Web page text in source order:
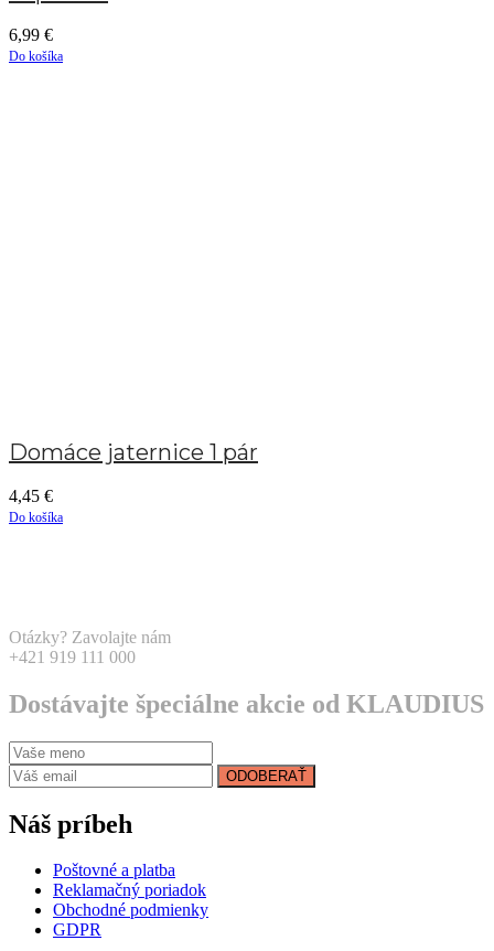
6,99 €
Do košíka
Domáce jaternice 1 pár
4,45 €
Do košíka
Otázky? Zavolajte nám
+421 919 111 000
Dostávajte špeciálne akcie od KLAUDIUS
ODOBERAŤ
Náš príbeh
Poštovné a platba
Reklamačný poriadok
Obchodné podmienky
GDPR